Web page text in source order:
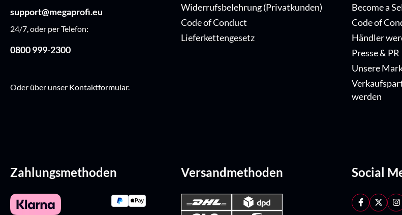
support@megaprofi.eu
24/7, oder per Telefon:
0800 999-2300
Oder über unser Kontaktformular.
Widerrufsbelehrung (Privatkunden)
Code of Conduct
Lieferkettengesetz
Become a
Code of
Händler
Presse & PR
Unsere
werden
Zahlungsmethoden Versandmethoden Social